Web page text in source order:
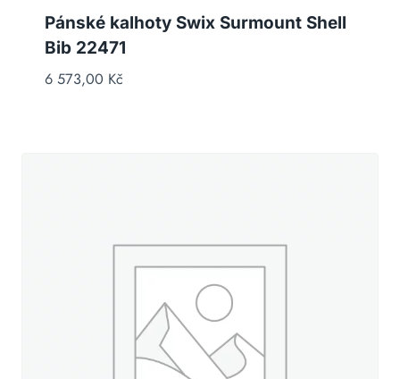
Pánské kalhoty Swix Surmount Shell
Bib 22471
6 573,00 Kč